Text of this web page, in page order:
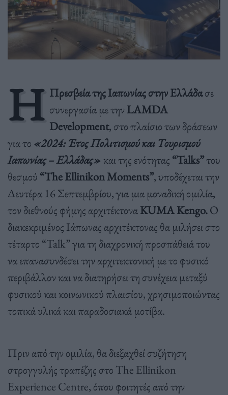
Η Πρεσβεία της Ιαπωνίας στην Ελλάδασε
συνεργασία με την LAMDA
Development, στο πλαίσιο των δράσεων
για το «2024: Έτος Πολιτισμού και Τουρισμού
Ιαπωνίας – Ελλάδας» και της ενότητας “Talks”του
θεσμού “TheEllinikonMoments”, υποδέχεται την
Δευτέρα 16 Σεπτεμβρίου, για μια μοναδική ομιλία,
τον διεθνούς φήμης αρχιτέκτοναKUMAKengo.Ο
διακεκριμένος Ιάπωνας αρχιτέκτονας θα μιλήσει στο
τέταρτο “Talk” για τη διαχρονική προσπάθειά του
να επανασυνδέσει την αρχιτεκτονική με το φυσικό
περιβάλλον και να διατηρήσει τη συνέχεια μεταξύ
φυσικού και κοινωνικού πλαισίου, χρησιμοποιώντας
τοπικά υλικά και παραδοσιακά μοτίβα.
Πριν από την ομιλία, θα διεξαχθεί συζήτηση
στρογγυλής τραπέζης στο The Ellinikon
Experience Centre, όπου φοιτητές από την